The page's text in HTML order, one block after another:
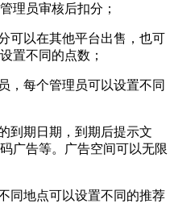
理员审核后扣分；
可以在其他平台出售，也可
置不同的点数；
，每个管理员可以设置不同
到期日期，到期后提示文
广告等。广告空间可以无限
同地点可以设置不同的推荐